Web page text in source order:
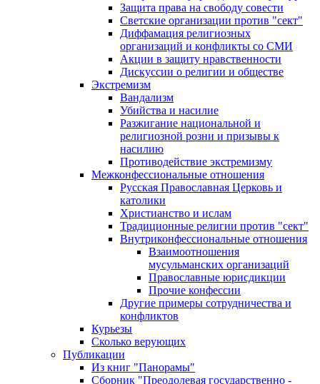
Защита права на свободу совести
Светские организации против "сект"
Диффамация религиозных
организаций и конфликты со СМИ
Акции в защиту нравственности
Дискуссии о религии и обществе
Экстремизм
Вандализм
Убийства и насилие
Разжигание национальной и
религиозной розни и призывы к
насилию
Противодействие экстремизму
Межконфессиональные отношения
Русская Православная Церковь и
католики
Христианство и ислам
Традиционные религии против "сект"
Внутриконфессиональные отношения
Взаимоотношения
мусульманских организаций
Православные юрисдикции
Прочие конфессии
Другие примеры сотрудничества и
конфликтов
Курьезы
Сколько верующих
Публикации
Из книг "Панорамы"
Сборник "Преодолевая государственно -